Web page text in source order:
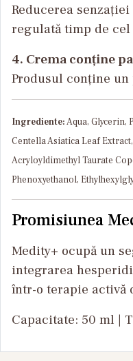
Reducerea
regulată timp de
4. Crema conține
Produsul conține
Ingrediente:Aqua, Glycerin,
Centella Asiatica Leaf
Acryloyldimethyl Taurate
Phenoxyethanol,
Promisiunea
Medity+ ocupă un
integrarea
într-o terapie activă
Capacitate: 50 ml |